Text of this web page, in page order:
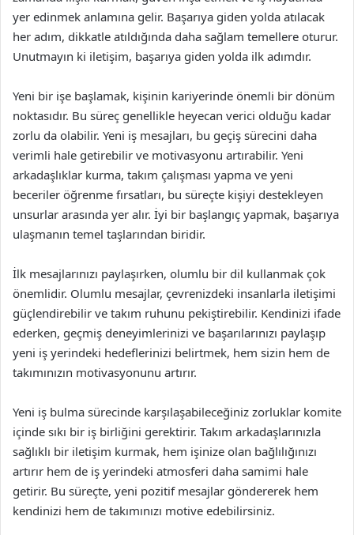
yer edinmek anlamına gelir. Başarıya giden yolda atılacak
her adım, dikkatle atıldığında daha sağlam temellere oturur.
Unutmayın ki iletişim, başarıya giden yolda ilk adımdır.
Yeni bir işe başlamak, kişinin kariyerinde önemli bir dönüm
noktasıdır. Bu süreç genellikle heyecan verici olduğu kadar
zorlu da olabilir. Yeni iş mesajları, bu geçiş sürecini daha
verimli hale getirebilir ve motivasyonu artırabilir. Yeni
arkadaşlıklar kurma, takım çalışması yapma ve yeni
beceriler öğrenme fırsatları, bu süreçte kişiyi destekleyen
unsurlar arasında yer alır. İyi bir başlangıç yapmak, başarıya
ulaşmanın temel taşlarından biridir.
İlk mesajlarınızı paylaşırken, olumlu bir dil kullanmak çok
önemlidir. Olumlu mesajlar, çevrenizdeki insanlarla iletişimi
güçlendirebilir ve takım ruhunu pekiştirebilir. Kendinizi ifade
ederken, geçmiş deneyimlerinizi ve başarılarınızı paylaşıp
yeni iş yerindeki hedeflerinizi belirtmek, hem sizin hem de
takımınızın motivasyonunu artırır.
Yeni iş bulma sürecinde karşılaşabileceğiniz zorluklar komite
içinde sıkı bir iş birliğini gerektirir. Takım arkadaşlarınızla
sağlıklı bir iletişim kurmak, hem işinize olan bağlılığınızı
artırır hem de iş yerindeki atmosferi daha samimi hale
getirir. Bu süreçte, yeni pozitif mesajlar göndererek hem
kendinizi hem de takımınızı motive edebilirsiniz.